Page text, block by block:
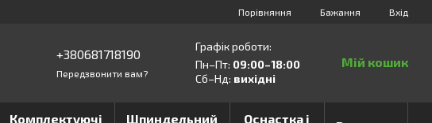
Порівняння Бажання Вхід
+380681718190
Передзвонити вам?
Графік роботи:
Пн–Пт: 09:00–18:00
Сб–Нд: вихідні
Мій кошик
Комплектуючі
Шпиндельний
Оснастка і